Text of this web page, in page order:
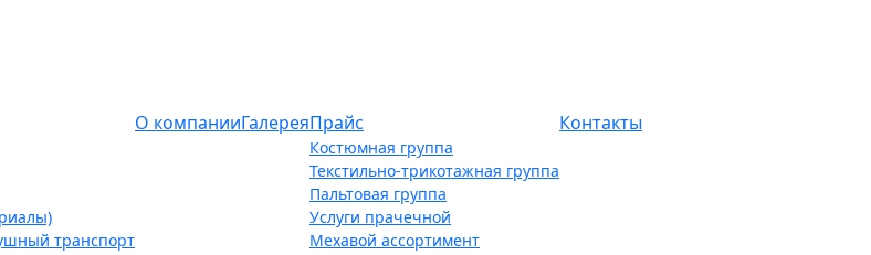
транспорт
О компанииГалереяПрайс
Костюмная группа
Текстильно-трикотажная группа
Пальтовая группа
Услуги прачечной
Мехавой ассортимент
Контакты